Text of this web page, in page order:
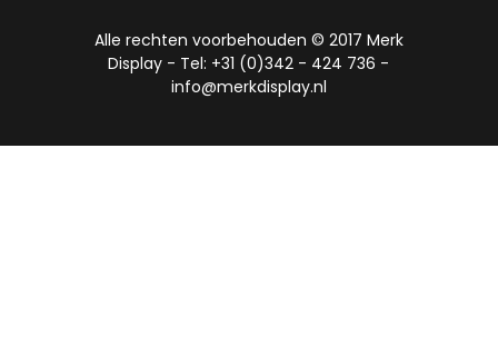
Alle rechten voorbehouden © 2017 Merk
Display - Tel: +31 (0)342 - 424 736 -
info@merkdisplay.nl